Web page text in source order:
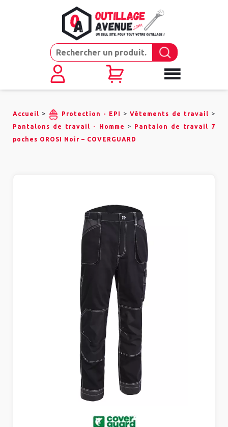
Accueil > Protection - EPI >Vêtements de travail >
Pantalons de travail - Homme >
Pantalon de travail 7
poches OROSI Noir – COVERGUARD